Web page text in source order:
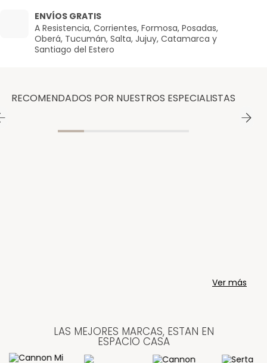
ENVÍOS GRATIS
A Resistencia, Corrientes, Formosa, Posadas,
Oberá, Tucumán, Salta, Jujuy, Catamarca y
Santiago del Estero
RECOMENDADOS POR NUESTROS ESPECIALISTAS
Ver más
LAS MEJORES MARCAS, ESTAN EN
ESPACIO CASA